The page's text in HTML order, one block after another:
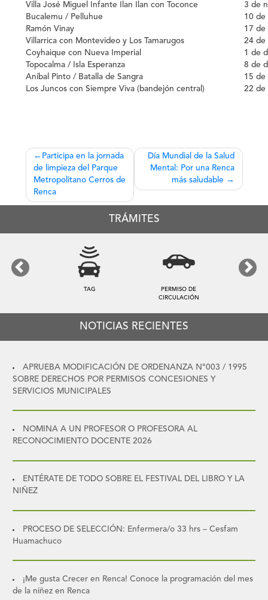
Villa José Miguel Infante Ilan Ilan con Toconce
3 de
Bucalemu / Pelluhue
10 de
Ramón Vinay
17 de
Villarrica con Montevideo y Los Tamarugos
24 de
Coyhaique con Nueva Imperial
1 de
Topocalma / Isla Esperanza
8 de
Aníbal Pinto / Batalla de Sangra
15 de
Los Juncos con Siempre Viva (bandejón central)
22 de
Navegación
de
entradas
Participa en la jornada
de limpieza del Parque
Metropolitano Cerros de
Renca
Día Mundial de la Salud
Mental: Por una Renca
más saludable
TRÁMITES
TAG
PERMISO DE
CIRCULACIÓN
Previous Next
NOTICIAS RECIENTES
APRUEBA MODIFICACIÓN DE ORDENANZA N°003 / 1995
SOBRE DERECHOS POR PERMISOS CONCESIONES Y
SERVICIOS MUNICIPALES
NOMINA A UN PROFESOR O PROFESORA AL
RECONOCIMIENTO DOCENTE 2026
ENTÉRATE DE TODO SOBRE EL FESTIVAL DEL LIBRO Y LA
NIÑEZ
PROCESO DE SELECCIÓN: Enfermera/o 33 hrs – Cesfam
Huamachuco
¡Me gusta Crecer en Renca! Conoce la programación del mes
de la niñez en Renca